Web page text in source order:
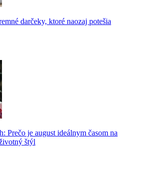
darčeky, ktoré naozaj potešia
Prečo je august ideálnym časom na
štýl